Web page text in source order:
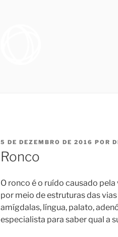
PUBLICADO
EM
5 DE DEZEMBRO DE 2016 POR
Ronco
O ronco é o ruído causado
por meio de estruturas das
amígdalas, língua, palato,
especialista para saber qual a